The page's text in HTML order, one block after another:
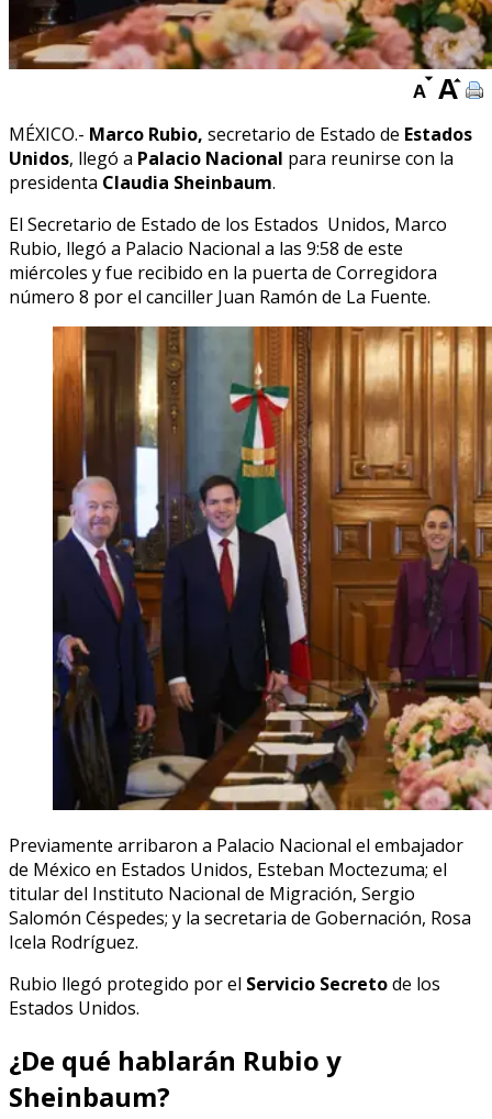
MÉXICO.- Marco Rubio, secretario de Estado de Estados
Unidos, llegó a Palacio Nacional para reunirse con la
presidenta Claudia Sheinbaum.
El Secretario de Estado de los Estados Unidos, Marco
Rubio, llegó a Palacio Nacional a las 9:58 de este
miércoles y fue recibido en la puerta de Corregidora
número 8 por el canciller Juan Ramón de La Fuente.
Previamente arribaron a Palacio Nacional el embajador
de México en Estados Unidos, Esteban Moctezuma; el
titular del Instituto Nacional de Migración, Sergio
Salomón Céspedes; y la secretaria de Gobernación, Rosa
Icela Rodríguez.
Rubio llegó protegido por el Servicio Secretode los
Estados Unidos.
¿De qué hablarán Rubio y
Sheinbaum?